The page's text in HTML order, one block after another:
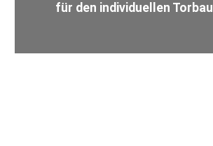
für den individuellen Torbau